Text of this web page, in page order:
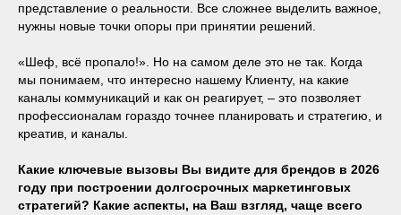
представление о реальности. Все сложнее выделить важное,
нужны новые точки опоры при принятии решений.
«Шеф, всё пропало!». Но на самом деле это не так. Когда
мы понимаем, что интересно нашему Клиенту, на какие
каналы коммуникаций и как он реагирует, – это позволяет
профессионалам гораздо точнее планировать и стратегию, и
креатив, и каналы.
Какие ключевые вызовы Вы видите для брендов в 2026
году при построении долгосрочных маркетинговых
стратегий? Какие аспекты, на Ваш взгляд, чаще всего